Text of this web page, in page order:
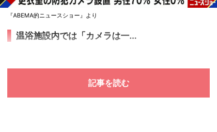
『ABEMA的ニュースショー』より
温浴施設内では「カメラは一...
記事を読む